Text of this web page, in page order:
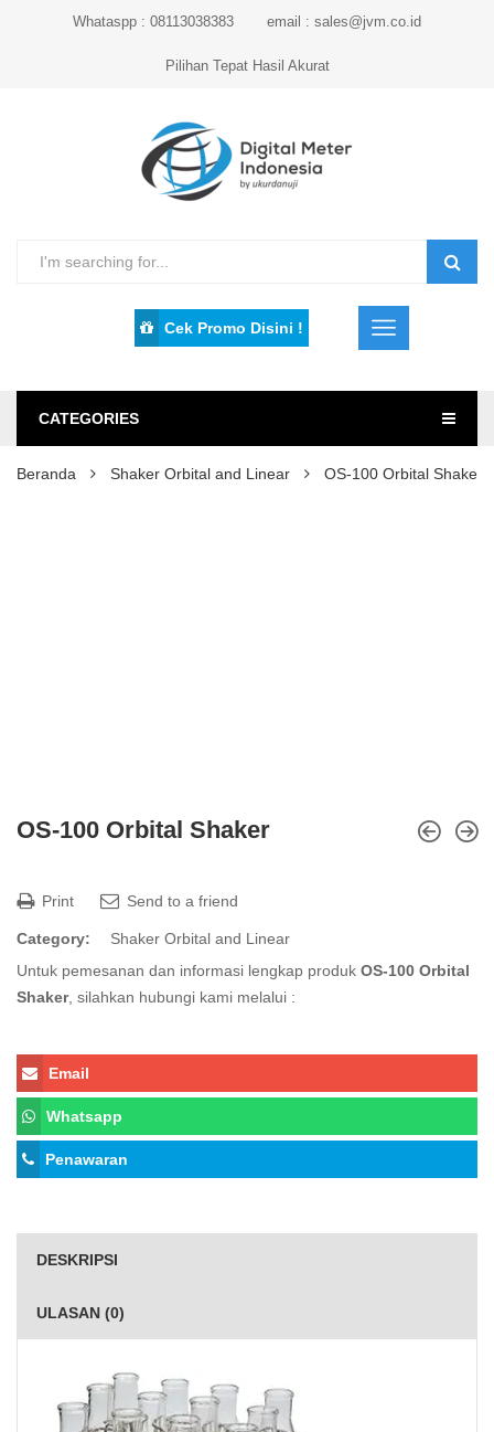
Whataspp : 08113038383 email : sales@jvm.co.id
Pilihan Tepat Hasil Akurat
Cek Promo Disini !
CATEGORIES
Beranda Shaker Orbital and Linear OS-100 Orbital Shaker
OS-100 Orbital Shaker
Print Send to a friend
Category:
Shaker Orbital and Linear
Untuk pemesanan dan informasi lengkap produk OS-100 Orbital
Shaker, silahkan hubungi kami melalui :
Email
Whatsapp
Penawaran
DESKRIPSI
ULASAN (0)